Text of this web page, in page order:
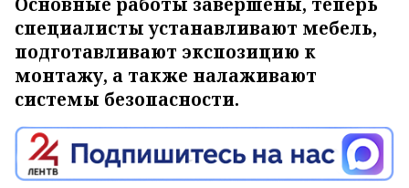
специалисты устанавливают мебель,
подготавливают экспозицию к
монтажу, а также налаживают
системы безопасности.